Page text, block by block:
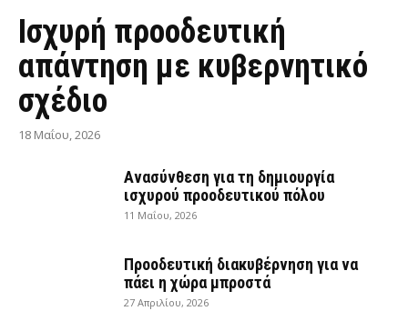
Ισχυρή προοδευτική
απάντηση με κυβερνητικό
σχέδιο
18 Μαΐου, 2026
Ανασύνθεση για τη δημιουργία
ισχυρού προοδευτικού πόλου
11 Μαΐου, 2026
Προοδευτική διακυβέρνηση για να
πάει η χώρα μπροστά
27 Απριλίου, 2026